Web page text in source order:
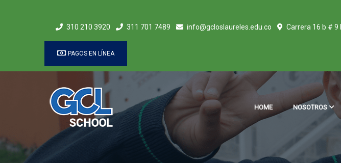
310 210 3920 311 701 7489 info@gcloslaureles.edu.co Carrera 16 b # 9
PAGOS EN LÍNEA
HOME NOSOTROS